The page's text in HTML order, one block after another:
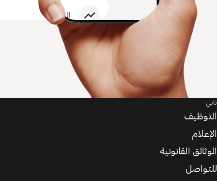
تابي
التوظيف
الإعلام
الوثائق القانونية
للتواصل